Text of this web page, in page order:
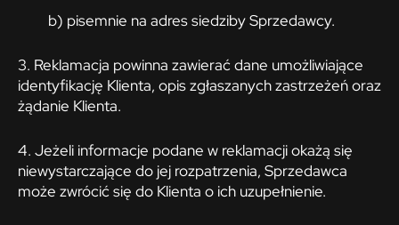
b) pisemnie na adres siedziby Sprzedawcy.
3. Reklamacja powinna zawierać dane umożliwiające
identyfikację Klienta, opis zgłaszanych zastrzeżeń oraz
żądanie Klienta.
4. Jeżeli informacje podane w reklamacji okażą się
niewystarczające do jej rozpatrzenia, Sprzedawca
może zwrócić się do Klienta o ich uzupełnienie.